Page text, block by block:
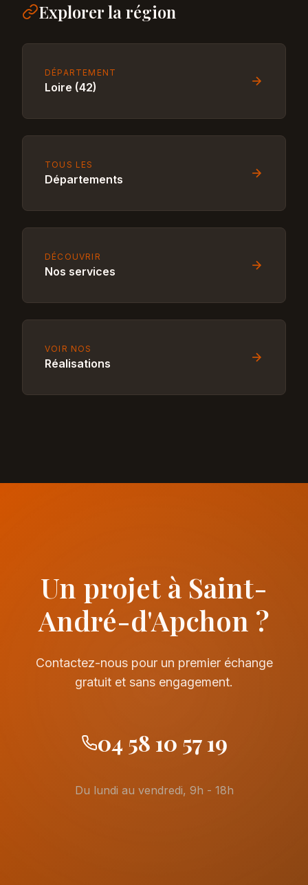
Explorer la région
DÉPARTEMENT
Loire (42)
TOUS LES
Départements
DÉCOUVRIR
Nos services
VOIR NOS
Réalisations
Un projet à Saint-
André-d'Apchon ?
Contactez-nous pour un premier échange
gratuit et sans engagement.
04 58 10 57 19
Du lundi au vendredi, 9h - 18h